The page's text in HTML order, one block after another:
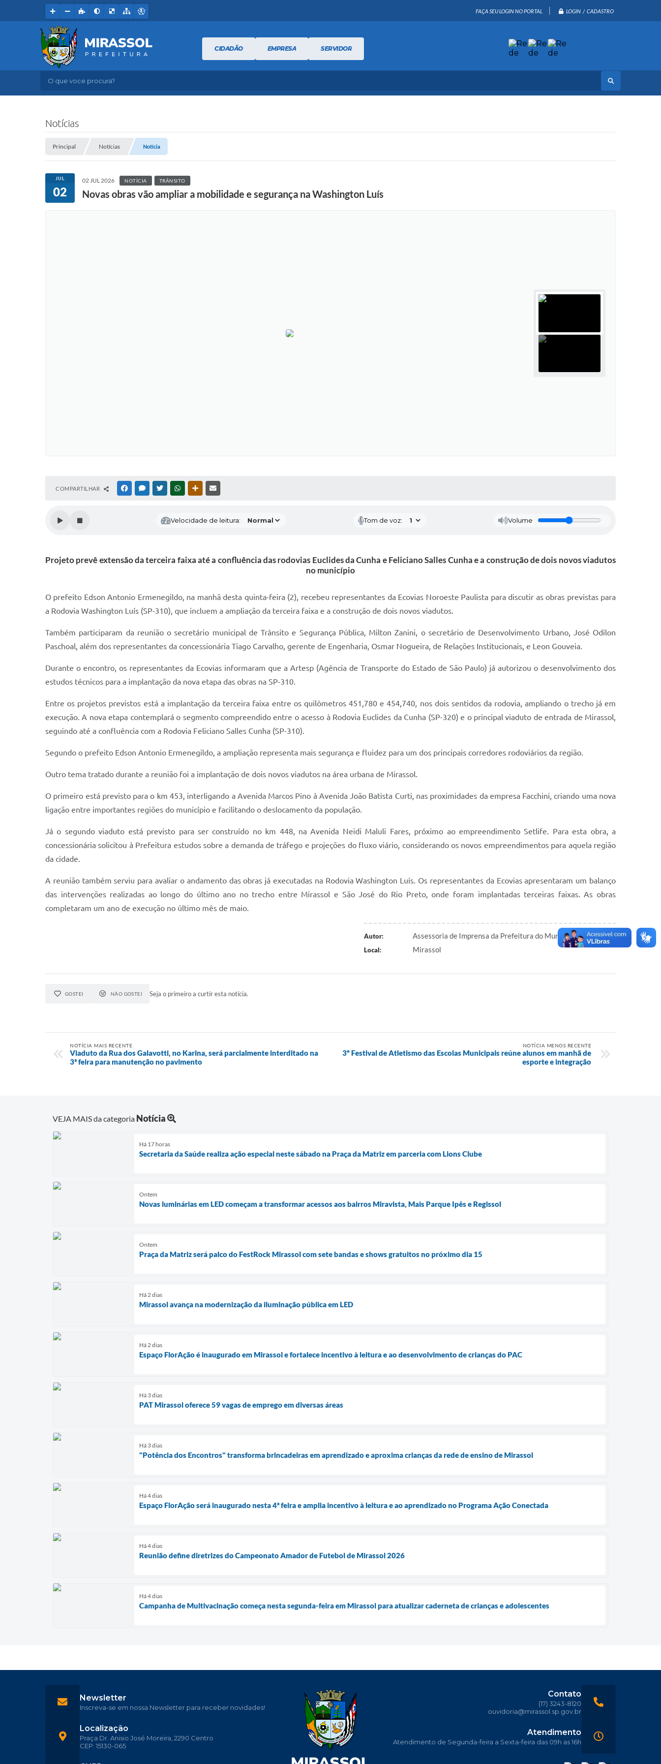
FAÇA SEU LOGIN NO PORTAL LOGIN / CADASTRO
O que voce procura?
CIDADÃO EMPRESA SERVIDOR
Notícias
Principal Notícias Notícia
JUL
02
02 JUL 2026 NOTÍCIA TRÂNSITO
Novas obras vão ampliar a mobilidade e segurança na Washington Luís
COMPARTILHAR FACEBOOKMESSENGER
TWITTERWHATSAPPOUTRAS MÍDIAS
Velocidade de leitura: Tom de voz: Volume
Projeto prevê extensão da terceira faixa até a confluência das rodovias Euclides da Cunha e Feliciano Salles Cunha e a construção de dois novos viadutos
no município
O prefeito Edson Antonio Ermenegildo, na manhã desta quinta-feira (2), recebeu representantes da Ecovias Noroeste Paulista para discutir as obras previstas para
a Rodovia Washington Luís (SP-310), que incluem a ampliação da terceira faixa e a construção de dois novos viadutos.
Também participaram da reunião o secretário municipal de Trânsito e Segurança Pública, Milton Zanini, o secretário de Desenvolvimento Urbano, José Odilon
Paschoal, além dos representantes da concessionária Tiago Carvalho, gerente de Engenharia, Osmar Nogueira, de Relações Institucionais, e Leon Gouveia.
Durante o encontro, os representantes da Ecovias informaram que a Artesp (Agência de Transporte do Estado de São Paulo) já autorizou o desenvolvimento dos
estudos técnicos para a implantação da nova etapa das obras na SP-310.
Entre os projetos previstos está a implantação da terceira faixa entre os quilômetros 451,780 e 454,740, nos dois sentidos da rodovia, ampliando o trecho já em
execução. A nova etapa contemplará o segmento compreendido entre o acesso à Rodovia Euclides da Cunha (SP-320) e o principal viaduto de entrada de Mirassol,
seguindo até a confluência com a Rodovia Feliciano Salles Cunha (SP-310).
Segundo o prefeito Edson Antonio Ermenegildo, a ampliação representa mais segurança e fluidez para um dos principais corredores rodoviários da região.
Outro tema tratado durante a reunião foi a implantação de dois novos viadutos na área urbana de Mirassol.
O primeiro está previsto para o km 453, interligando a Avenida Marcos Pino à Avenida João Batista Curti, nas proximidades da empresa Facchini, criando uma nova
ligação entre importantes regiões do município e facilitando o deslocamento da população.
Já o segundo viaduto está previsto para ser construído no km 448, na Avenida Neidi Maluli Fares, próximo ao empreendimento Setlife. Para esta obra, a
concessionária solicitou à Prefeitura estudos sobre a demanda de tráfego e projeções do fluxo viário, considerando os novos empreendimentos para aquela região
da cidade.
A reunião também serviu para avaliar o andamento das obras já executadas na Rodovia Washington Luís. Os representantes da Ecovias apresentaram um balanço
das intervenções realizadas ao longo do último ano no trecho entre Mirassol e São José do Rio Preto, onde foram implantadas terceiras faixas. As obras
completaram um ano de execução no último mês de maio.
Autor: Assessoria de Imprensa da Prefeitura do Município de Mirassol
Local: Mirassol
GOSTEI NÃO GOSTEI Seja o primeiro a curtir esta notícia.
NOTÍCIA MAIS RECENTE
Viaduto da Rua dos Galavotti, no Karina, será parcialmente interditado na
3ª feira para manutenção no pavimento
NOTÍCIA MENOS RECENTE
3º Festival de Atletismo das Escolas Municipais reúne alunos em manhã de
esporte e integração
VEJA MAIS da categoria Notícia
Há 17 horas
Secretaria da Saúde realiza ação especial neste sábado na Praça da Matriz em parceria com Lions Clube
Ontem
Novas luminárias em LED começam a transformar acessos aos bairros Miravista, Mais Parque Ipês e Regissol
Ontem
Praça da Matriz será palco do FestRock Mirassol com sete bandas e shows gratuitos no próximo dia 15
Há 2 dias
Mirassol avança na modernização da iluminação pública em LED
Há 2 dias
Espaço FlorAção é inaugurado em Mirassol e fortalece incentivo à leitura e ao desenvolvimento de crianças do PAC
Há 3 dias
PAT Mirassol oferece 59 vagas de emprego em diversas áreas
Há 3 dias
"Potência dos Encontros" transforma brincadeiras em aprendizado e aproxima crianças da rede de ensino de Mirassol
Há 4 dias
Espaço FlorAção será inaugurado nesta 4ª feira e amplia incentivo à leitura e ao aprendizado no Programa Ação Conectada
Há 4 dias
Reunião define diretrizes do Campeonato Amador de Futebol de Mirassol 2026
Há 4 dias
Campanha de Multivacinação começa nesta segunda-feira em Mirassol para atualizar caderneta de crianças e adolescentes
Localização
Praça Dr. Anisio José Moreira, 2290 Centro
CEP: 15130-065
Contato
(17) 3243-8120
ouvidoria@mirassol.sp.gov.br
Atendimento
Atendimento de Segunda-feira a Sexta-feira das 09h as 16h
Newsletter
Inscreva-se em nossa Newsletter para receber novidades!